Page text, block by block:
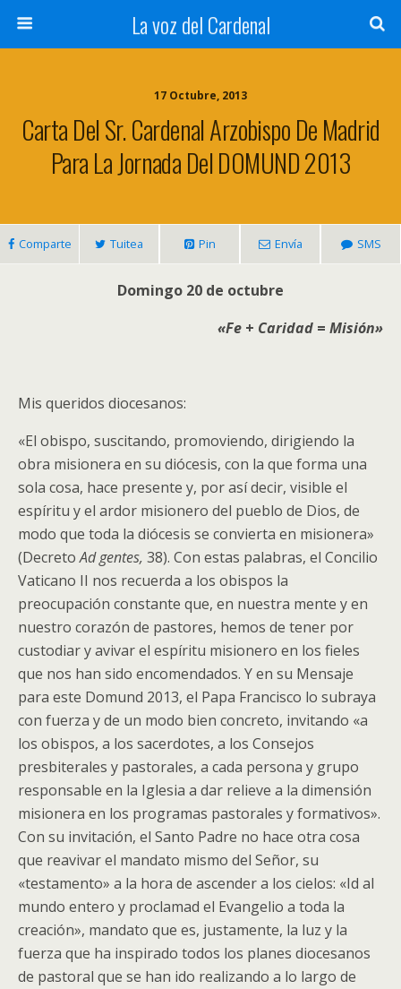
La voz del Cardenal
17 Octubre, 2013
Carta Del Sr. Cardenal Arzobispo De Madrid
Para La Jornada Del DOMUND 2013
Comparte Tuitea Pin Envía SMS
Domingo 20 de octubre
«Fe + Caridad = Misión»
Mis queridos diocesanos:
«El obispo, suscitando, promoviendo, dirigiendo la
obra misionera en su diócesis, con la que forma una
sola cosa, hace presente y, por así decir, visible el
espíritu y el ardor misionero del pueblo de Dios, de
modo que toda la diócesis se convierta en misionera»
(Decreto Ad gentes, 38). Con estas palabras, el Concilio
Vaticano II nos recuerda a los obispos la
preocupación constante que, en nuestra mente y en
nuestro corazón de pastores, hemos de tener por
custodiar y avivar el espíritu misionero en los fieles
que nos han sido encomendados. Y en su Mensaje
para este Domund 2013, el Papa Francisco lo subraya
con fuerza y de un modo bien concreto, invitando «a
los obispos, a los sacerdotes, a los Consejos
presbiterales y pastorales, a cada persona y grupo
responsable en la Iglesia a dar relieve a la dimensión
misionera en los programas pastorales y formativos».
Con su invitación, el Santo Padre no hace otra cosa
que reavivar el mandato mismo del Señor, su
«testamento» a la hora de ascender a los cielos: «Id al
mundo entero y proclamad el Evangelio a toda la
creación», mandato que es, justamente, la luz y la
fuerza que ha inspirado todos los planes diocesanos
de pastoral que se han ido realizando a lo largo de